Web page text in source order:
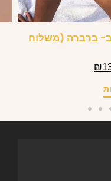
ברברה (משלוח
₪